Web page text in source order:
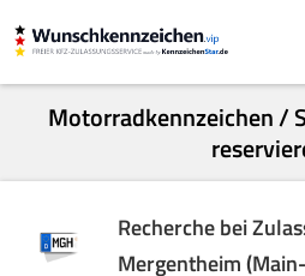
Motorradkennzeichen /
Recherche bei
Mergentheim